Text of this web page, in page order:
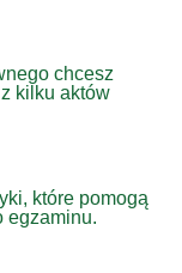
chcesz
kilku aktów
które pomogą
egzaminu.